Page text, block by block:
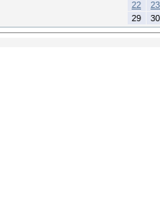
22
23
29
30